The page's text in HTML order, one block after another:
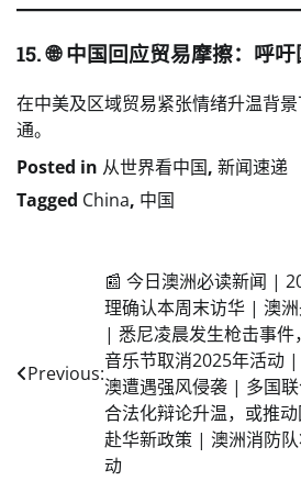
15. 🌐中国回应贸易摩擦：呼
在中美及区域贸易紧张情绪升温背
通。
Posted in 从世界看中国, 新闻速递
Tagged China, 中国
navigation
Previous:
📰 今日澳洲必读新闻 |
理确认本周末访华 | 澳
| 悉尼凌晨发生枪击事
音乐节取消2025年活动
澳遭遇强风侵袭 | 多国
合法化辩论升温，或推
赴华新政策 | 澳洲消防
动